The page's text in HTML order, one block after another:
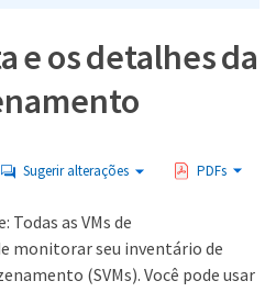
e os detalhes da
Sugerir alterações PDFs
as VMs de
monitorar seu inventário de
(SVMs). Você pode usar